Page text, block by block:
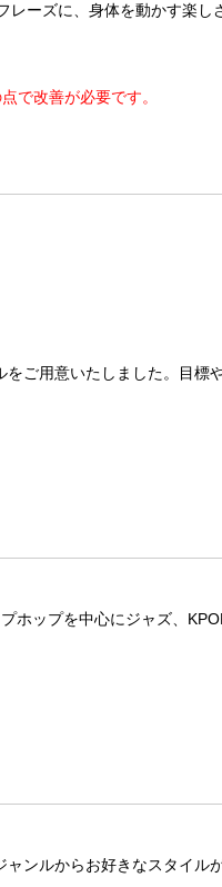
レーズに、身体を動かす楽し
で改善が必要です。
ご用意いたしました。目標
ホップを中心にジャズ、
ンルからお好きなスタイル